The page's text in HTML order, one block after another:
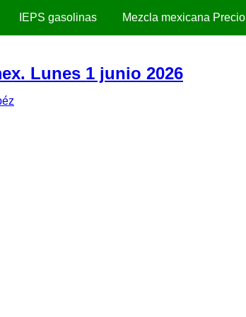
IEPS gasolinas Mezcla mexicana Precio
Lunes 1 junio 2026